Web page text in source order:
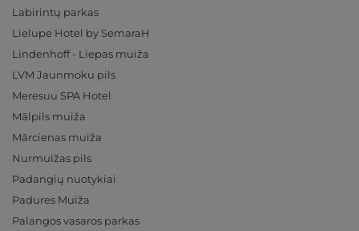
Labirintų parkas
Lielupe Hotel by SemaraH
Lindenhoff - Liepas muiža
LVM Jaunmoku pils
Meresuu SPA Hotel
Mālpils muiža
Mārcienas muiža
Nurmuižas pils
Padangių nuotykiai
Padures Muiža
Palangos vasaros parkas